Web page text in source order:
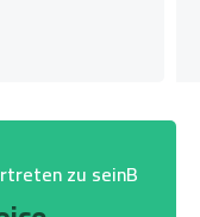
zu seinB